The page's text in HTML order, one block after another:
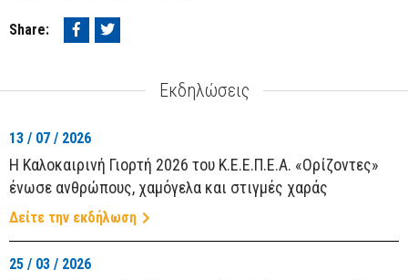
ΑΝΑΖΉΤΗΣΗ
Share:
Εκδηλώσεις
13 / 07 / 2026
Η Καλοκαιρινή Γιορτή 2026 του Κ.Ε.Ε.Π.Ε.Α. «Ορίζοντες»
ένωσε ανθρώπους, χαμόγελα και στιγμές χαράς
Δείτε την εκδήλωση
25 / 03 / 2026